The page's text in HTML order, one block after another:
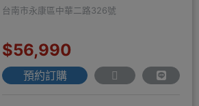
台南市永康區中華二路326號
$56,990
預約訂購